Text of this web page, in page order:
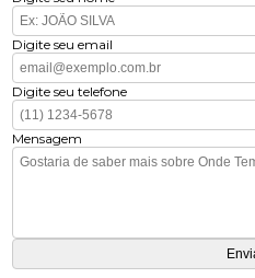
Digite seu email
Digite seu telefone
Mensagem